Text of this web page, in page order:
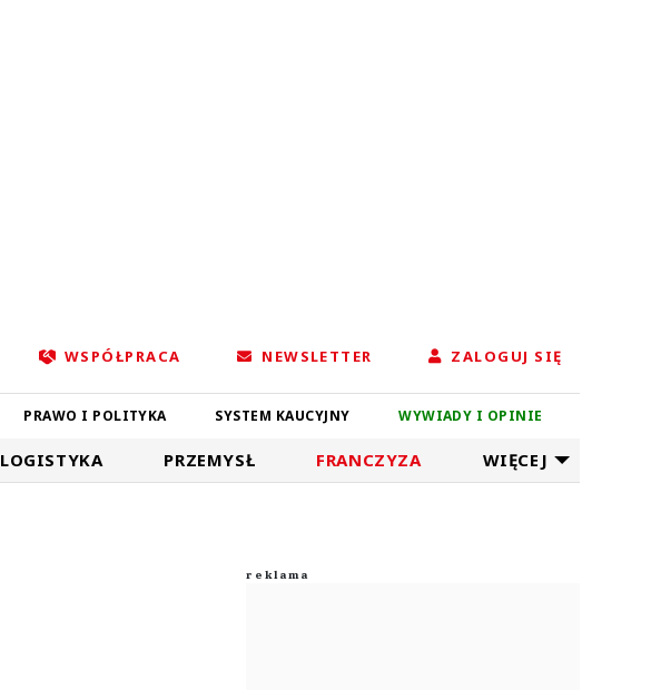
WSPÓŁPRACA NEWSLETTER ZALOGUJ SIĘ
PRAWO I POLITYKA SYSTEM KAUCYJNY WYWIADY I OPINIE
LOGISTYKA PRZEMYSŁ FRANCZYZA WIĘCEJ